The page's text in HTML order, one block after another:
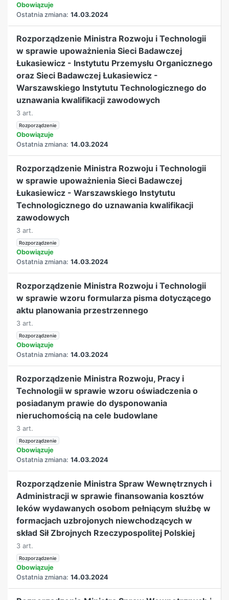
Obowiązuje
Ostatnia zmiana: 14.03.2024
Rozporządzenie Ministra Rozwoju i Technologii
w sprawie upoważnienia Sieci Badawczej
Łukasiewicz - Instytutu Przemysłu Organicznego
oraz Sieci Badawczej Łukasiewicz -
Warszawskiego Instytutu Technologicznego do
uznawania kwalifikacji zawodowych
3 art.
Rozporządzenie
Obowiązuje
Ostatnia zmiana: 14.03.2024
Rozporządzenie Ministra Rozwoju i Technologii
w sprawie upoważnienia Sieci Badawczej
Łukasiewicz - Warszawskiego Instytutu
Technologicznego do uznawania kwalifikacji
zawodowych
3 art.
Rozporządzenie
Obowiązuje
Ostatnia zmiana: 14.03.2024
Rozporządzenie Ministra Rozwoju i Technologii
w sprawie wzoru formularza pisma dotyczącego
aktu planowania przestrzennego
3 art.
Rozporządzenie
Obowiązuje
Ostatnia zmiana: 14.03.2024
Rozporządzenie Ministra Rozwoju, Pracy i
Technologii w sprawie wzoru oświadczenia o
posiadanym prawie do dysponowania
nieruchomością na cele budowlane
3 art.
Rozporządzenie
Obowiązuje
Ostatnia zmiana: 14.03.2024
Rozporządzenie Ministra Spraw Wewnętrznych i
Administracji w sprawie finansowania kosztów
leków wydawanych osobom pełniącym służbę w
formacjach uzbrojonych niewchodzących w
skład Sił Zbrojnych Rzeczypospolitej Polskiej
3 art.
Rozporządzenie
Obowiązuje
Ostatnia zmiana: 14.03.2024